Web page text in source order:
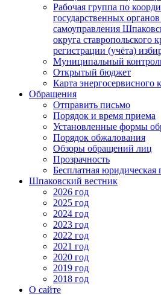
Рабочая группа по
государственных
самоуправления
округа ставропольского
регистрации (учёта)
Муниципальный
Открытый бюджет
Карта энергосервисного
Обращения
Отправить письмо
Порядок и время приема
Установленные формы
Порядок обжалования
Обзоры обращений лиц
Прозрачность
Бесплатная
Шпаковский вестник
2026 год
2025 год
2024 год
2023 год
2022 год
2021 год
2020 год
2019 год
2018 год
О сайте